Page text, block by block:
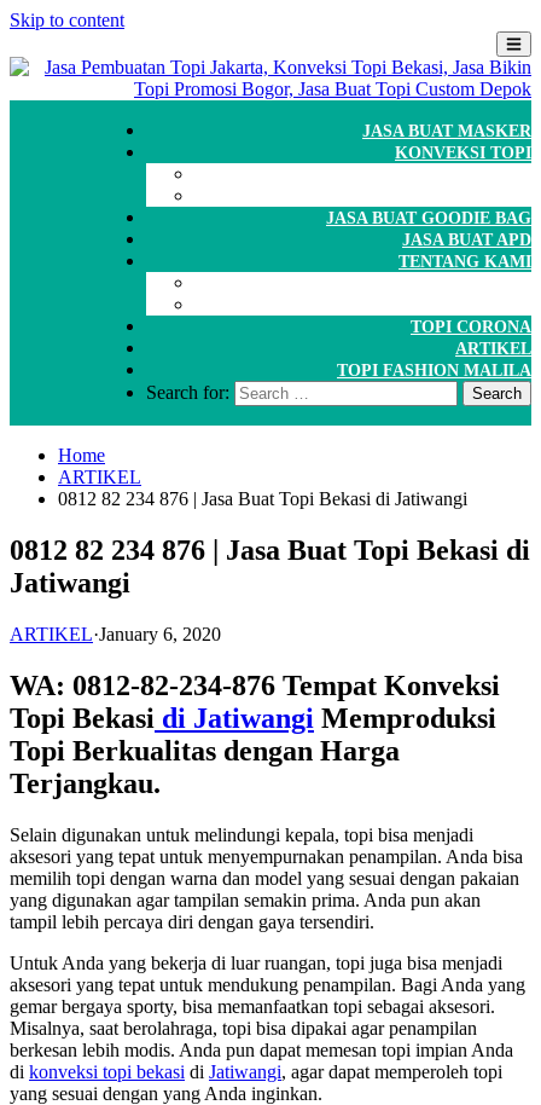
Skip to content
JASA BUAT MASKER
KONVEKSI TOPI
JASA BUAT GOODIE BAG
JASA BUAT APD
TENTANG KAMI
TOPI CORONA
ARTIKEL
TOPI FASHION MALILA
Search for:
Home
ARTIKEL
0812 82 234 876 | Jasa Buat Topi Bekasi di Jatiwangi
0812 82 234 876 | Jasa Buat Topi Bekasi di
Jatiwangi
ARTIKEL·January 6, 2020
WA: 0812-82-234-876 Tempat Konveksi
Topi Bekasi di Jatiwangi Memproduksi
Topi Berkualitas dengan Harga
Terjangkau.
Selain digunakan untuk melindungi kepala, topi bisa menjadi
aksesori yang tepat untuk menyempurnakan penampilan. Anda bisa
memilih topi dengan warna dan model yang sesuai dengan pakaian
yang digunakan agar tampilan semakin prima. Anda pun akan
tampil lebih percaya diri dengan gaya tersendiri.
Untuk Anda yang bekerja di luar ruangan, topi juga bisa menjadi
aksesori yang tepat untuk mendukung penampilan. Bagi Anda yang
gemar bergaya sporty, bisa memanfaatkan topi sebagai aksesori.
Misalnya, saat berolahraga, topi bisa dipakai agar penampilan
berkesan lebih modis. Anda pun dapat memesan topi impian Anda
di konveksi topi bekasi di Jatiwangi, agar dapat memperoleh topi
yang sesuai dengan yang Anda inginkan.